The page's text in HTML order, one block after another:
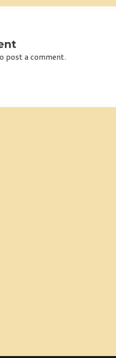
post a comment.